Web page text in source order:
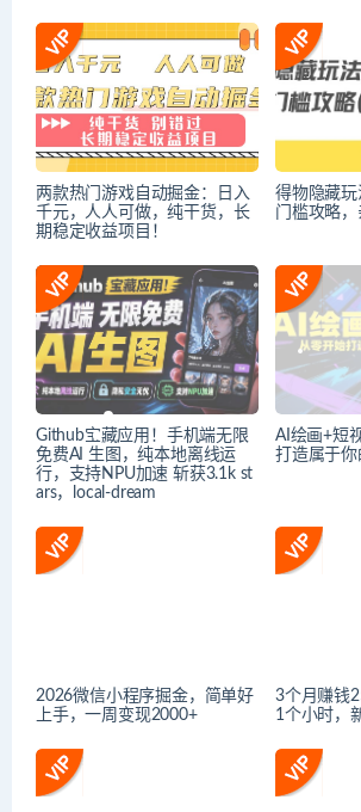
两款热门游戏自动掘金：日入
千元，人人可做，纯干货，长
期稳定收益项目！
得物隐藏
门槛攻略
Github宝藏应用！手机端无限
免费AI 生图，纯本地离线运
行，支持NPU加速 斩获3.1k st
ars，local-dream
AI绘画+短
打造属于
2026微信小程序掘金，简单好
上手，一周变现2000+
3个月赚钱
1个小时，